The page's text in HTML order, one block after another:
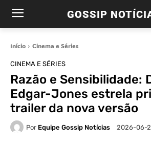
GOSSIP
Início Cinema e Séries
CINEMA E SÉRIES
Razão e Sensibilidade:
Edgar-Jones estrela
trailer da nova versão
Por Equipe Gossip Notícias 2026-06-